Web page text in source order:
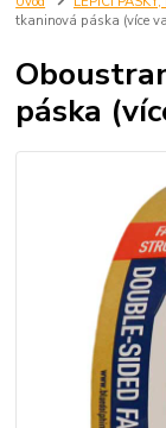
tkaninová páska (více
páska